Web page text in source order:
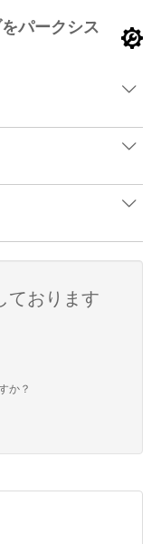
パークシス
ております
か？